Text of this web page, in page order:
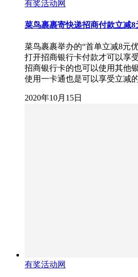
有奖活动网
菜鸟裹裹寄快递招商付款立减
菜鸟裹裹举办的“首单立减8元
打开招商银行卡付款才可以享
招商银行卡的也可以使用其他
使用一卡通也是可以享受立减
2020年10月15日
有奖活动网